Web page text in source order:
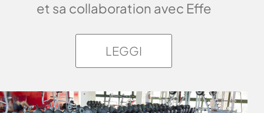
et sa collaboration avec Effe
LEGGI